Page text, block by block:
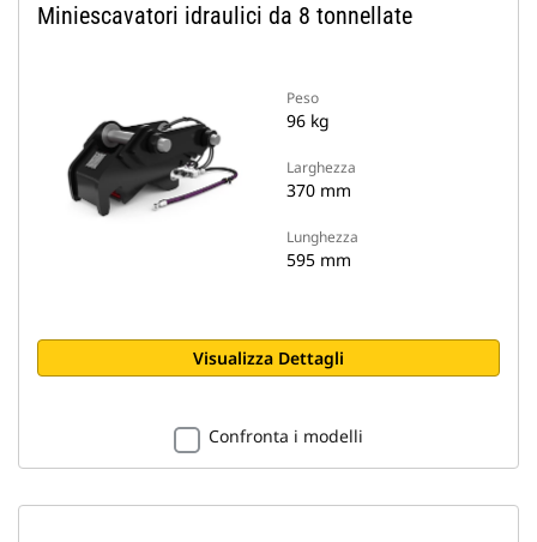
Miniescavatori idraulici da 8 tonnellate
Peso
96 kg
Larghezza
370 mm
Lunghezza
595 mm
Visualizza Dettagli
Confronta i modelli